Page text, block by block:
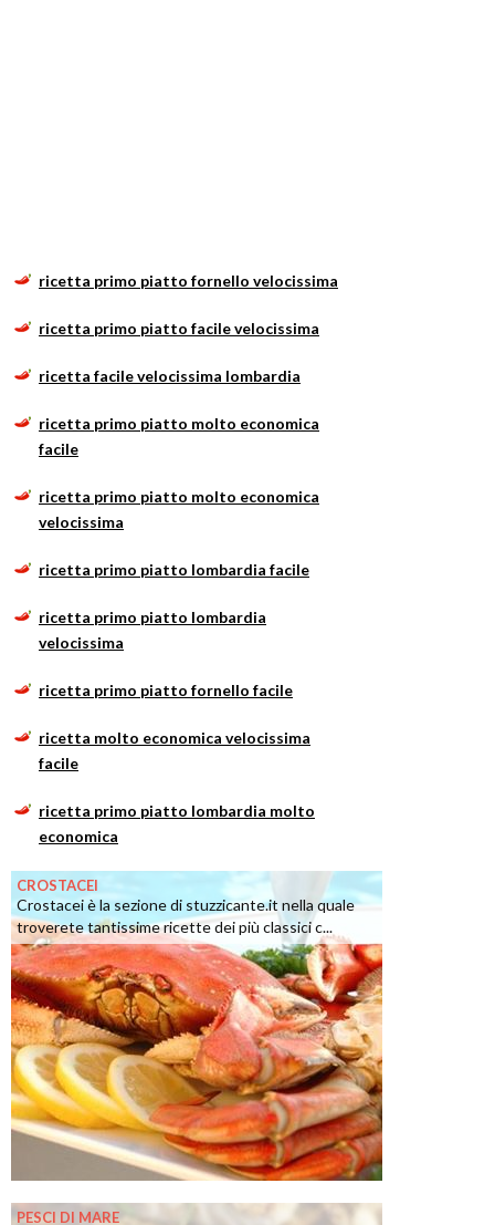
ricetta primo piatto fornello velocissima
ricetta primo piatto facile velocissima
ricetta facile velocissima lombardia
ricetta primo piatto molto economica
facile
ricetta primo piatto molto economica
velocissima
ricetta primo piatto lombardia facile
ricetta primo piatto lombardia
velocissima
ricetta primo piatto fornello facile
ricetta molto economica velocissima
facile
ricetta primo piatto lombardia molto
economica
CROSTACEI
Crostacei è la sezione di stuzzicante.it nella quale
troverete tantissime ricette dei più classici c...
PESCI DI MARE